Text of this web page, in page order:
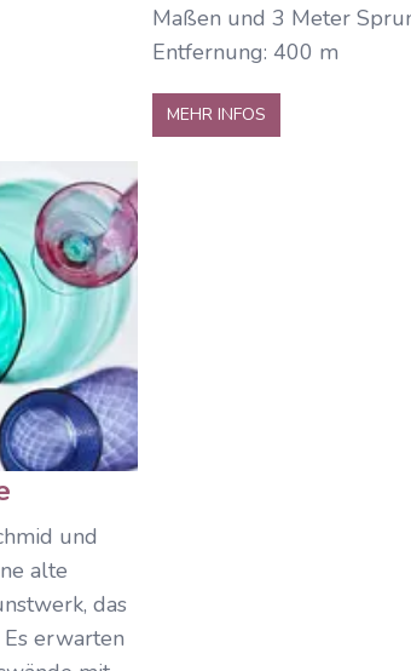
Maßen und 3 Meter
Entfernung: 400 m
MEHR INFOS
und
alte
das
erwarten